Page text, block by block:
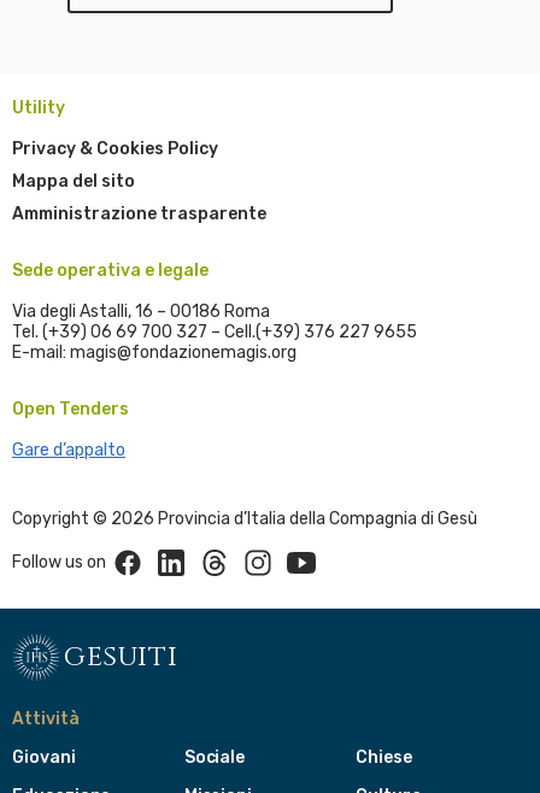
Utility
Privacy & Cookies Policy
Mappa del sito
Amministrazione trasparente
Sede operativa e legale
Via degli Astalli, 16 – 00186 Roma
Tel. (+39) 06 69 700 327 – Cell.(+39) 376 227 9655
E-mail: magis@fondazionemagis.org
Open Tenders
Gare d’appalto
Copyright © 2026 Provincia d’Italia della Compagnia di Gesù
Follow us on FacebookLinkedinThreadsInstagramYoutube
gesuiti
Attività
Giovani
Sociale
Chiese